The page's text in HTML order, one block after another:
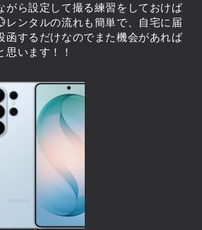
がら設定して撮る練習をしておけば
レンタルの流れも簡単で、自宅に届
函するだけなのでまた機会があれば
思います！！